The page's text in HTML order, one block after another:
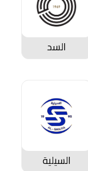
السد
السيلية